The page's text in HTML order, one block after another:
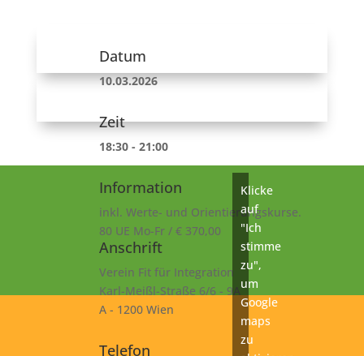
Datum
10.03.2026
Zeit
18:30 - 21:00
Information
inkl. Werte- und Orientierungskurse.
80 UE Mo-Fr / € 370,00
Anschrift
Verein Fit für Integration
Karl-Meißl-Straße 6/6 - 9A
A - 1200 Wien
Telefon
Klicke
auf
"Ich
stimme
zu",
um
Google
maps
zu